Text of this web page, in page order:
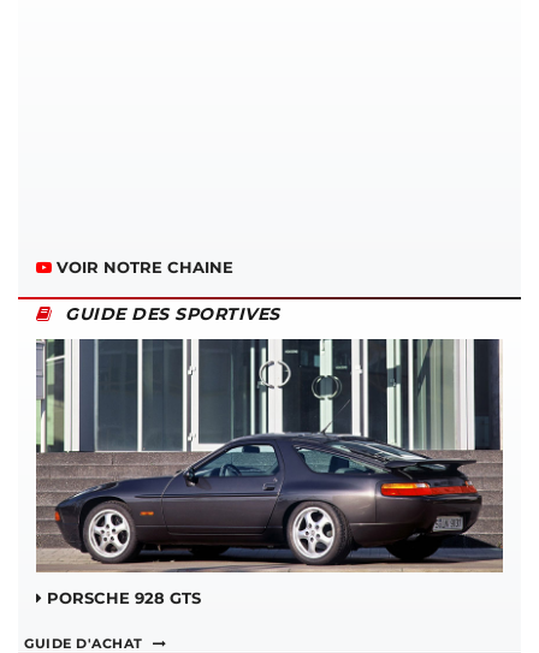
VOIR NOTRE CHAINE
GUIDE DES SPORTIVES
PORSCHE 928 GTS
GUIDE D'ACHAT